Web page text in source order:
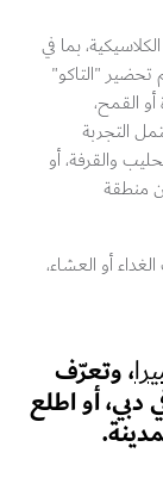
بما في
أو
العشاء،
أو اطلع